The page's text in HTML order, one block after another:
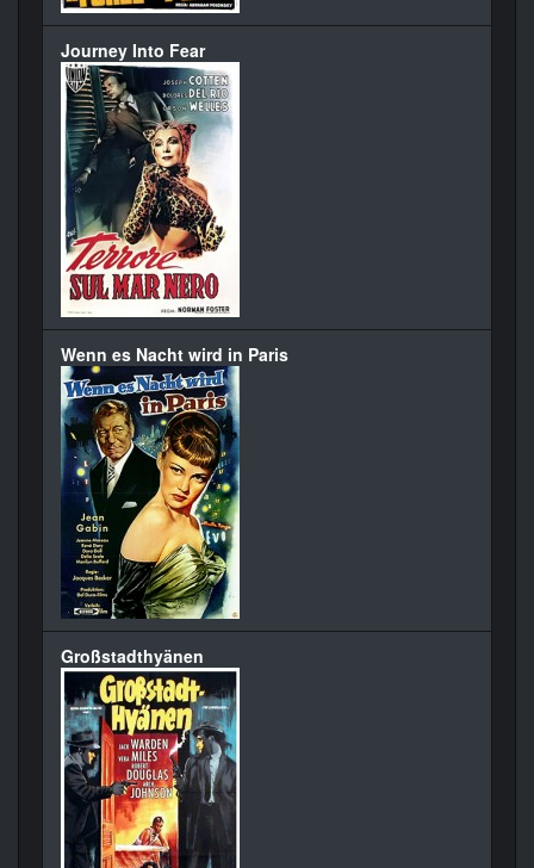
Journey Into Fear
Wenn es Nacht wird in Paris
Großstadthyänen